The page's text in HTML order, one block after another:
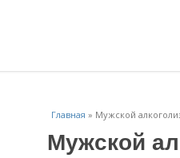
Главная » Мужской
Мужской